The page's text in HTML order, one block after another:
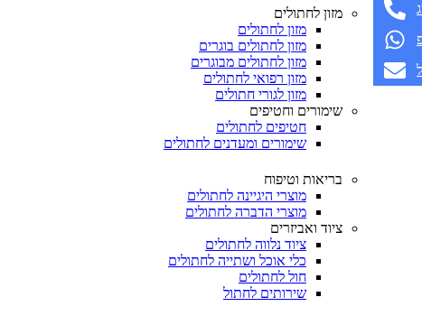
מזון לחתולים
מזון לחתולים
מזון לחתולים בוגרים
מזון לחתולים מבוגרים
מזון רפואי לחתולים
מזון לגורי חתולים
שימורים וחטיפים
חטיפים לחתולים
שימורים ומעדנים לחתולים
בריאות וטיפוח
מוצרי היגיינה לחתולים
מוצרי הדברה לחתולים
ציוד ואביזרים
ציוד נלווה לחתולים
כלי אוכל ושתייה לחתולים
חול לחתולים
שירותים לחתול